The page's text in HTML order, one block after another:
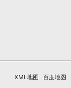
XML地图 百度地图